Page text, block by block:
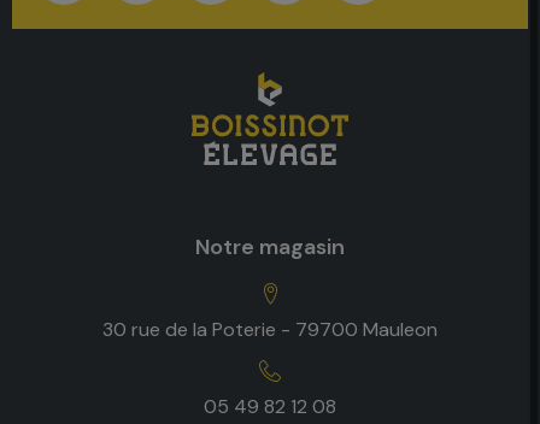
Notre magasin
30 rue de la Poterie - 79700 Mauleon
05 49 82 12 08